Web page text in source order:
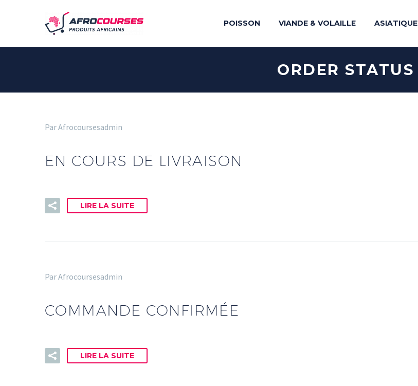
POISSON VIANDE & VOLAILLE ASIATIQUE
ORDER STATUS
Par Afrocoursesadmin
EN COURS DE LIVRAISON
LIRE LA SUITE
Par Afrocoursesadmin
COMMANDE CONFIRMÉE
LIRE LA SUITE